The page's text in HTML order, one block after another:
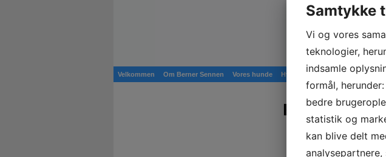
Velkommen Om Berner Sennen Vores hunde Hvalpeplaner Opdræt / Etik
Kennel
født
Samtykke
Vi og vores
teknologier,
indsamle
formål,
bedre
statistik og
kan blive delt